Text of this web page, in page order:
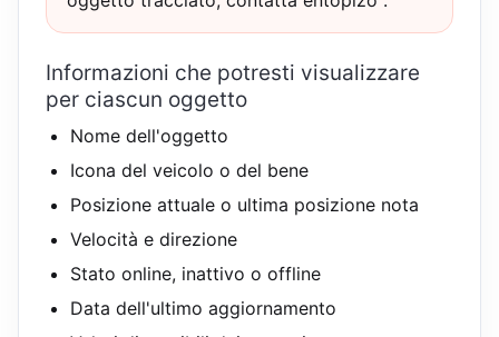
Informazioni che potresti visualizzare
per ciascun oggetto
Nome dell'oggetto
Icona del veicolo o del bene
Posizione attuale o ultima posizione nota
Velocità e direzione
Stato online, inattivo o offline
Data dell'ultimo aggiornamento